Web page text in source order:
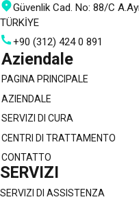
Güvenlik Cad. No: 88/C
TÜRKİYE
+90 (312) 424 0 891
Aziendale
PAGINA PRINCIPALE
AZIENDALE
SERVIZI DI CURA
CENTRI DI TRATTAMENTO
CONTATTO
SERVIZI
SERVIZI DI ASSISTENZA